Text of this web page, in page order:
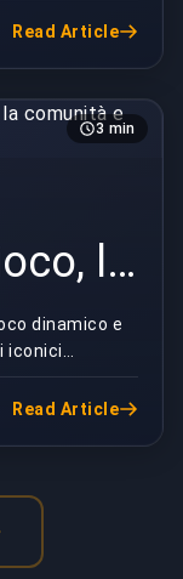
Read Article
3 min
la
dinamico e
iconici
a squ...
Read Article